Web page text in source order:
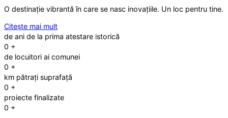
O destinație vibrantă în care se nasc inovațiile. Un loc pentru tine.
Citește mai mult
de ani de la prima atestare istorică
0 +
de locuitori ai comunei
0 +
km pătrați suprafață
0 +
proiecte finalizate
0 +